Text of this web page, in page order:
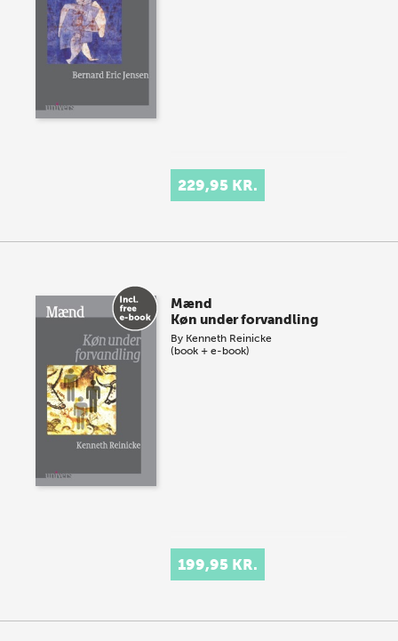
229,95 KR.
Mænd
Køn under forvandling
By Kenneth Reinicke
(book + e-book)
199,95 KR.